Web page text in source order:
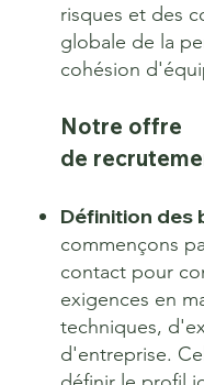
risques et des
globale de la
cohésion
Notre offre
de
Définition des
commençons
contact pour
exigences en
techniques,
d'entreprise.